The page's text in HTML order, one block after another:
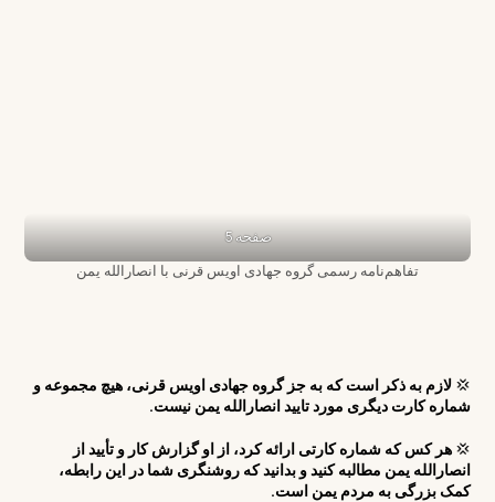
صفحه 5
تفاهم‌نامه رسمی گروه جهادی اویس قرنی با انصارالله یمن
💢لازم به ذکر است که به جز گروه جهادی اویس قرنی، هیچ مجموعه و
شماره کارت دیگری مورد تایید انصارالله یمن نیست.
💢هر کس که شماره کارتی ارائه کرد، از او گزارش کار و تأیید از
انصارالله یمن مطالبه کنید و بدانید که روشنگری شما در این رابطه،
کمک بزرگی به مردم یمن است.